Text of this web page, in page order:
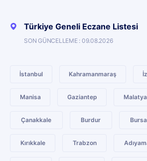
Türkiye Geneli Eczane Listesi
SON GÜNCELLEME : 09.08.2026
İstanbul Kahramanmaraş
Manisa Gaziantep Malatya
Çanakkale Burdur Bursa
Kırıkkale Trabzon